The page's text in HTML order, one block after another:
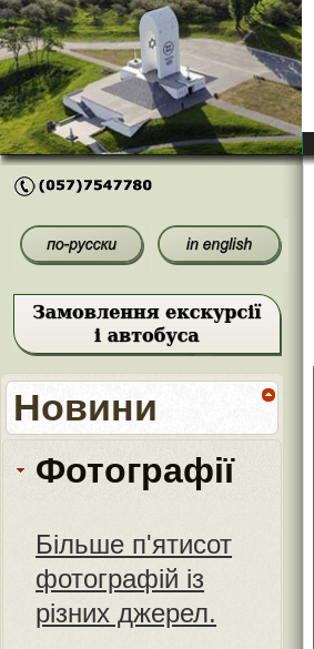
Новини
Фотографії
Більше п'ятисот
фотографій із
різних джерел.